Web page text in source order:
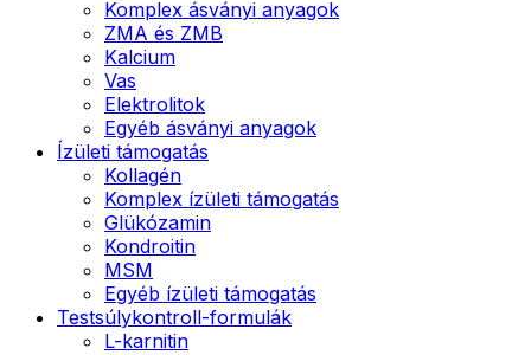
Komplex ásványi anyagok
ZMA és ZMB
Kalcium
Vas
Elektrolitok
Egyéb ásványi anyagok
Ízületi támogatás
Kollagén
Komplex ízületi támogatás
Glükózamin
Kondroitin
MSM
Egyéb ízületi támogatás
Testsúlykontroll-formulák
L-karnitin